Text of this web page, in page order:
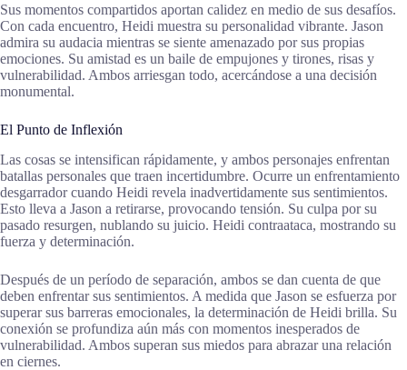
Sus momentos compartidos aportan calidez en medio de sus desafíos.
Con cada encuentro, Heidi muestra su personalidad vibrante. Jason
admira su audacia mientras se siente amenazado por sus propias
emociones. Su amistad es un baile de empujones y tirones, risas y
vulnerabilidad. Ambos arriesgan todo, acercándose a una decisión
monumental.
El Punto de Inflexión
Las cosas se intensifican rápidamente, y ambos personajes enfrentan
batallas personales que traen incertidumbre. Ocurre un enfrentamiento
desgarrador cuando Heidi revela inadvertidamente sus sentimientos.
Esto lleva a Jason a retirarse, provocando tensión. Su culpa por su
pasado resurgen, nublando su juicio. Heidi contraataca, mostrando su
fuerza y determinación.
Después de un período de separación, ambos se dan cuenta de que
deben enfrentar sus sentimientos. A medida que Jason se esfuerza por
superar sus barreras emocionales, la determinación de Heidi brilla. Su
conexión se profundiza aún más con momentos inesperados de
vulnerabilidad. Ambos superan sus miedos para abrazar una relación
en ciernes.